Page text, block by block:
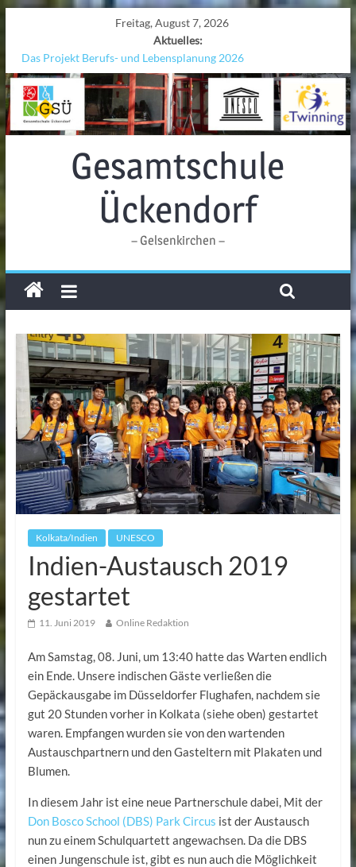
Freitag, August 7, 2026
Aktuelles:
Das Projekt Berufs- und Lebensplanung 2026
UNESCO Stadtradeln „Grenzen überwinden“
KCC-Workshop
Sicherheit auf den Wellen: Lehrkräfte bilden sich in Alicante fort
Ferien!!!
Gesamtschule
Ückendorf
– Gelsenkirchen –
Kolkata/Indien UNESCO
Indien-Austausch 2019
gestartet
11. Juni 2019 Online Redaktion
Am Samstag, 08. Juni, um 13:40 hatte das Warten endlich
ein Ende. Unsere indischen Gäste verließen die
Gepäckausgabe im Düsseldorfer Flughafen, nachdem sie
gut 20 Stunden vorher in Kolkata (siehe oben) gestartet
waren. Empfangen wurden sie von den wartenden
Austauschpartnern und den Gasteltern mit Plakaten und
Blumen.
In diesem Jahr ist eine neue Partnerschule dabei, Mit der
Don Bosco School (DBS) Park Circus ist der Austausch
nun zu einem Schulquartett angewachsen. Da die DBS
einen Jungenschule ist, gibt es nun auch die Möglichkeit